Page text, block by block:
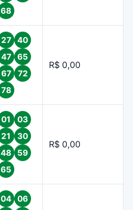
68
27
40
47
65
67
72
78
R$ 0,00
01
03
21
30
48
59
65
R$ 0,00
04
06